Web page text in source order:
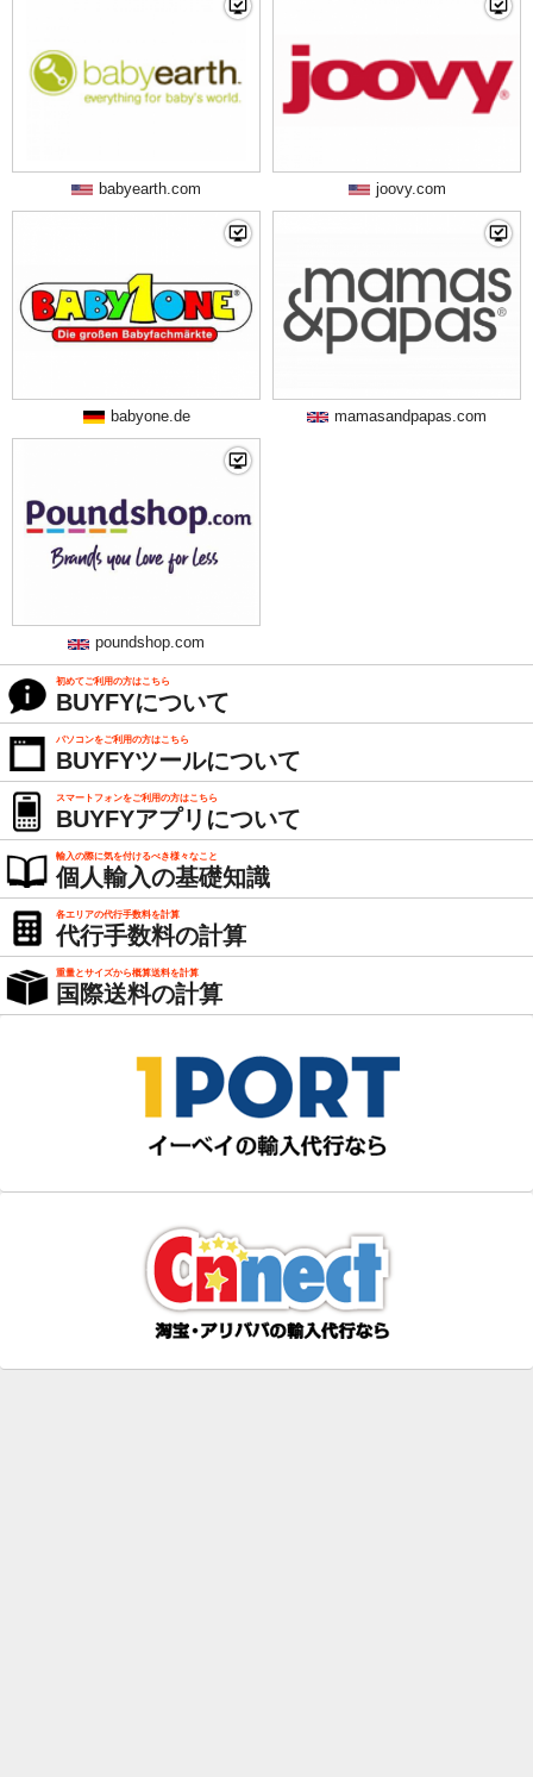
babyearth.com joovy.com
babyone.de mamasandpapas.com
poundshop.com
初めてご利用の方はこちら
BUYFYについて
パソコンをご利用の方はこちら
BUYFYツールについて
スマートフォンをご利用の方はこちら
BUYFYアプリについて
輸入の際に気を付けるべき様々なこと
個人輸入の基礎知識
各エリアの代行手数料を計算
代行手数料の計算
重量とサイズから概算送料を計算
国際送料の計算